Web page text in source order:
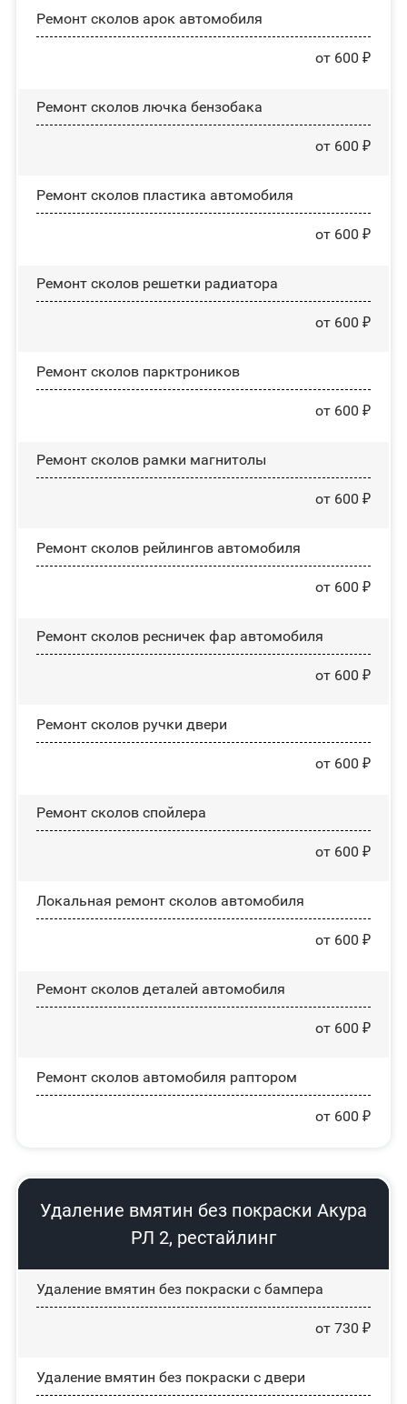
Ремонт сколов арок автомобиля
от 600 ₽
Ремонт сколов лючка бензобака
от 600 ₽
Ремонт сколов пластика автомобиля
от 600 ₽
Ремонт сколов решетки радиатора
от 600 ₽
Ремонт сколов парктроников
от 600 ₽
Ремонт сколов рамки магнитолы
от 600 ₽
Ремонт сколов рейлингов автомобиля
от 600 ₽
Ремонт сколов ресничек фар автомобиля
от 600 ₽
Ремонт сколов ручки двери
от 600 ₽
Ремонт сколов спойлера
от 600 ₽
Локальная ремонт сколов автомобиля
от 600 ₽
Ремонт сколов деталей автомобиля
от 600 ₽
Ремонт сколов автомобиля раптором
от 600 ₽
Удаление вмятин без покраски Акура
РЛ 2, рестайлинг
Удаление вмятин без покраски с бампера
от 730 ₽
Удаление вмятин без покраски с двери